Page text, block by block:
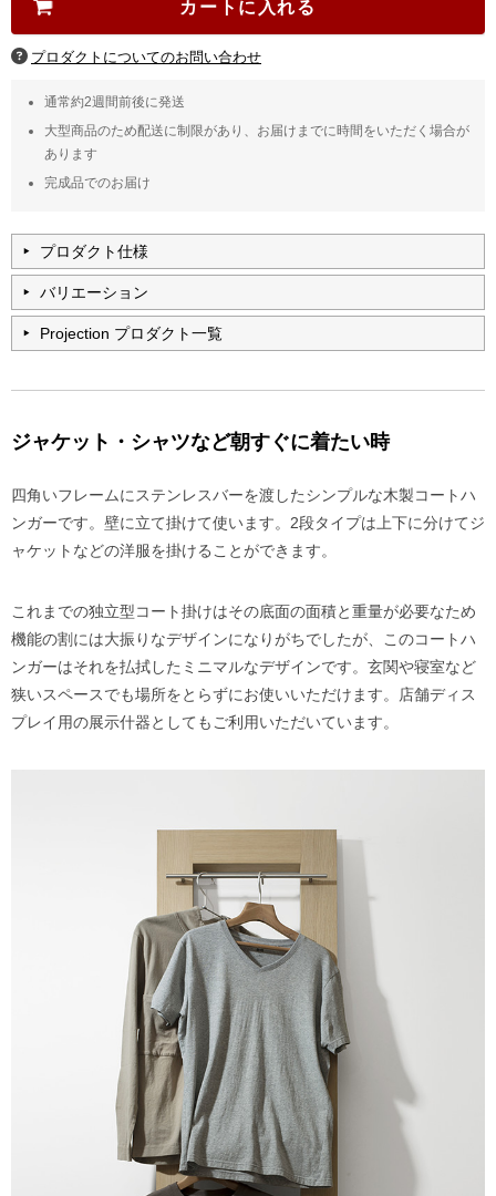
通常約2週間前後に発送
大型商品のため配送に制限があり、お届けまでに時間をいただく場合が
あります
完成品でのお届け
プロダクト仕様
バリエーション
Projection プロダクト一覧
ジャケット・シャツなど朝すぐに着たい時
四角いフレームにステンレスバーを渡したシンプルな木製コートハ
ンガーです。壁に立て掛けて使います。2段タイプは上下に分けてジ
ャケットなどの洋服を掛けることができます。
これまでの独立型コート掛けはその底面の面積と重量が必要なため
機能の割には大振りなデザインになりがちでしたが、このコートハ
ンガーはそれを払拭したミニマルなデザインです。玄関や寝室など
狭いスペースでも場所をとらずにお使いいただけます。店舗ディス
プレイ用の展示什器としてもご利用いただいています。